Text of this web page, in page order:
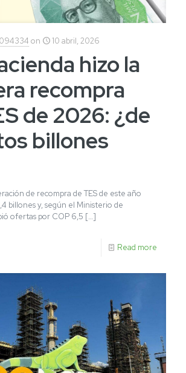
on 10 abril, 2026
hizo la
recompra
de 2026: ¿de
billones
de recompra de TES de este año
billones y, según el Ministerio de
ofertas por COP 6,5 […]
Read more